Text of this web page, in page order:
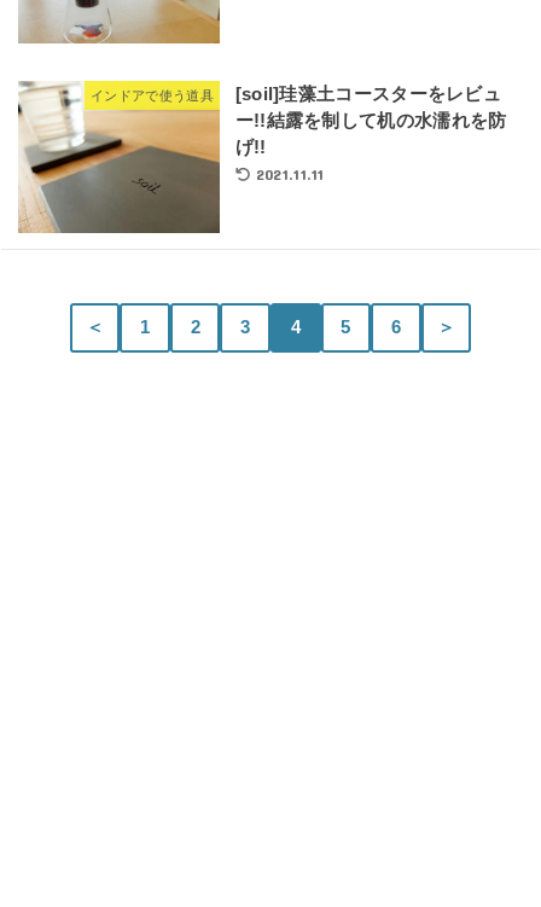
インドアで使う道具
[soil]珪藻土コースターをレビュ
ー!!結露を制して机の水濡れを防
げ!!
2021.11.11
＜ 1 2 3 4 5 6 ＞